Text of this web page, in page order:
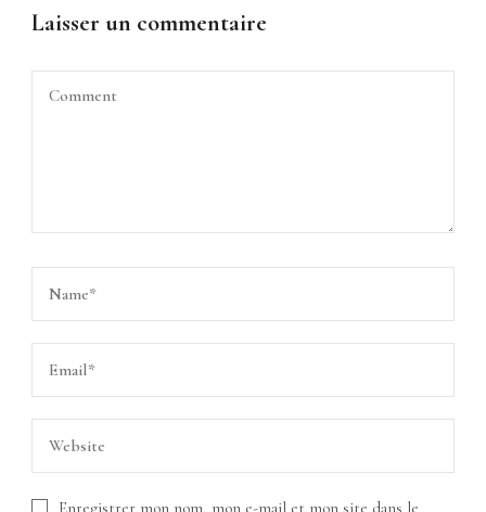
Laisser un commentaire
Enregistrer mon nom, mon e-mail et mon site dans le